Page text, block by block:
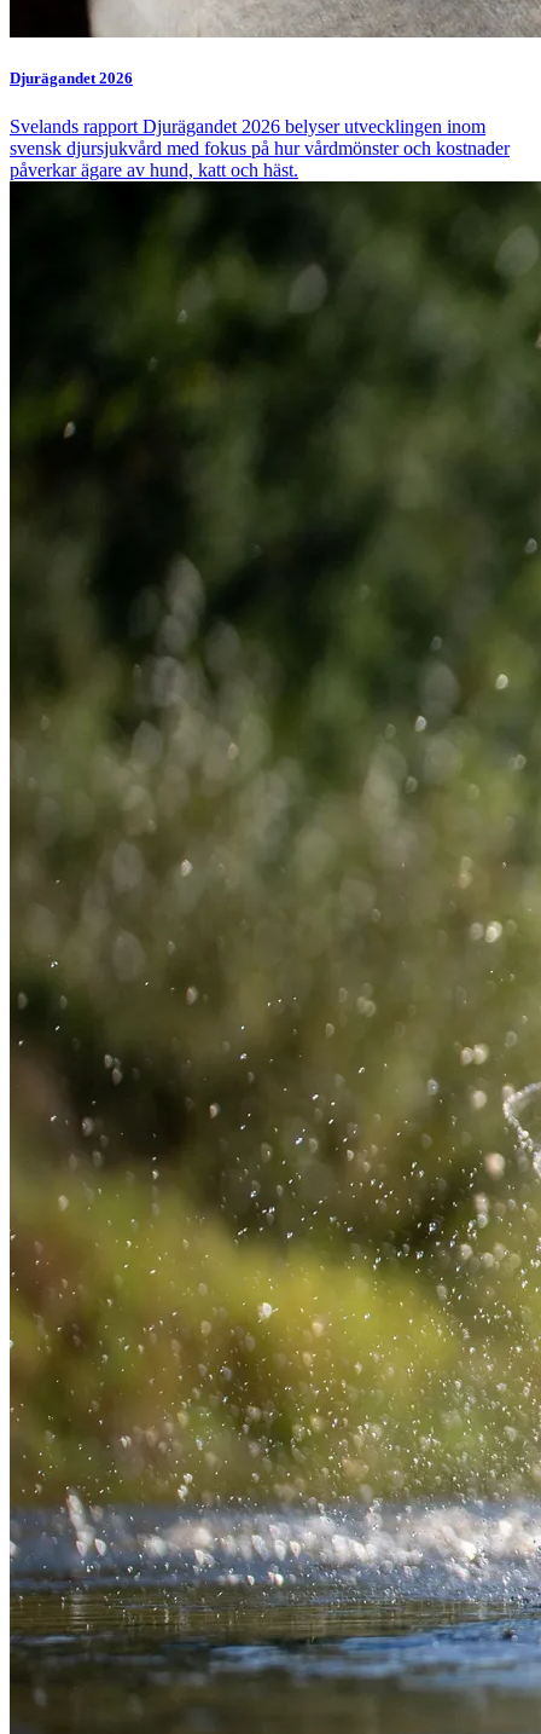
Djurägandet 2026
Svelands rapport Djurägandet 2026 belyser utvecklingen inom
svensk djursjukvård med fokus på hur vårdmönster och kostnader
påverkar ägare av hund, katt och häst.